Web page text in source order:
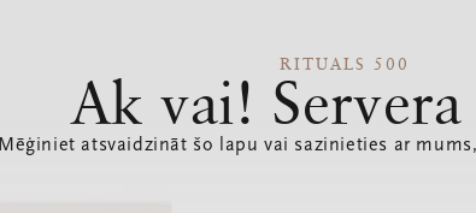
RITUALS 500
Ak vai!
Mēģiniet atsvaidzināt šo lapu vai sazinieties ar